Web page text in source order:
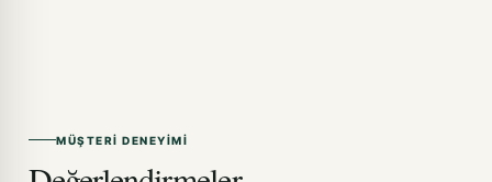
MÜŞTERI DENEYIMI